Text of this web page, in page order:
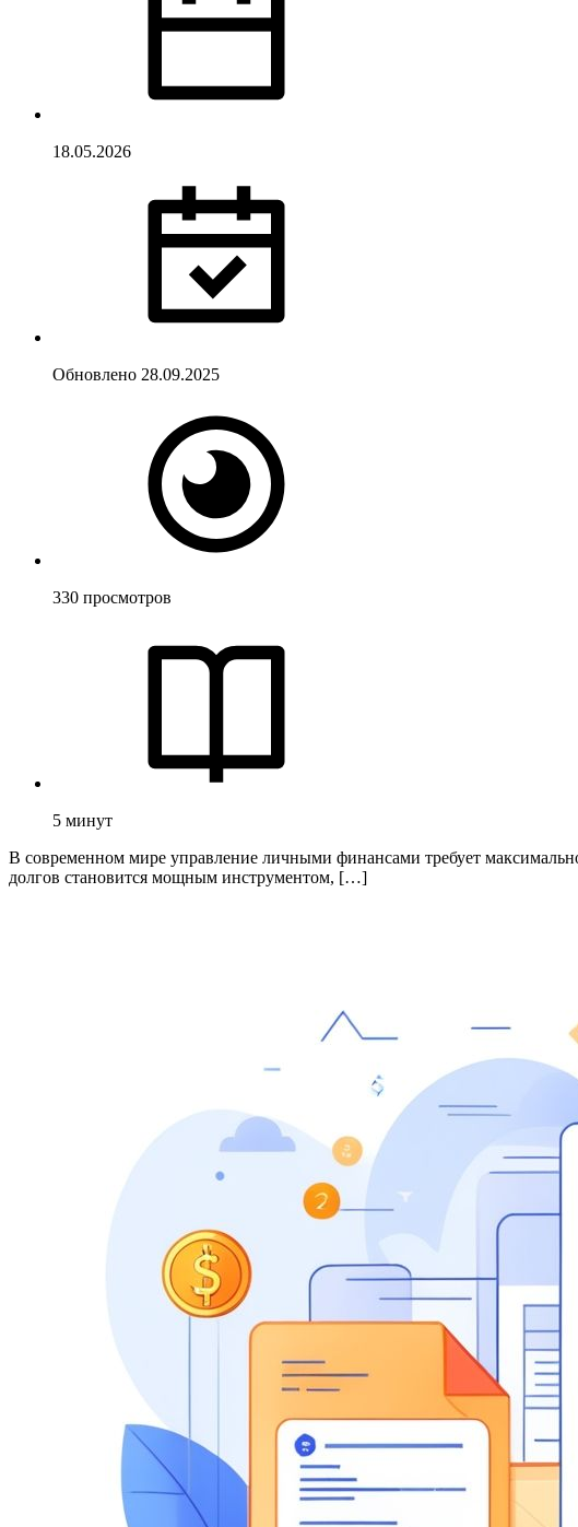
18.05.2026
Обновлено 28.09.2025
330 просмотров
5 минут
В современном мире управление личными финансами требует
долгов становится мощным инструментом, […]